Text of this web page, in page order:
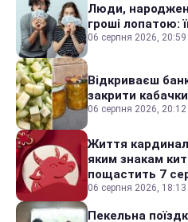
Люди,
гроші лопатою:
06 серпня 2026, 20:59
Відкриваєш
закрити
06 серпня 2026, 20:12
Життя
яким знакам
пощастить 7
06 серпня 2026, 18:13
Пекельна